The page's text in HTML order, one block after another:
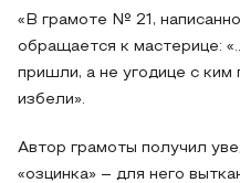
«В грамоте № 21,
обращается к мастерице:
пришли, а не угодице с ким
избели».
Автор грамоты получил
«озцинка» – для него